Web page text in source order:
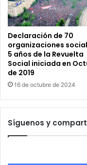
Declaración de 70
organizaciones
5 años de la Revuelta
Social iniciada en
de 2019
16 de octubre de 2024
Síguenos y